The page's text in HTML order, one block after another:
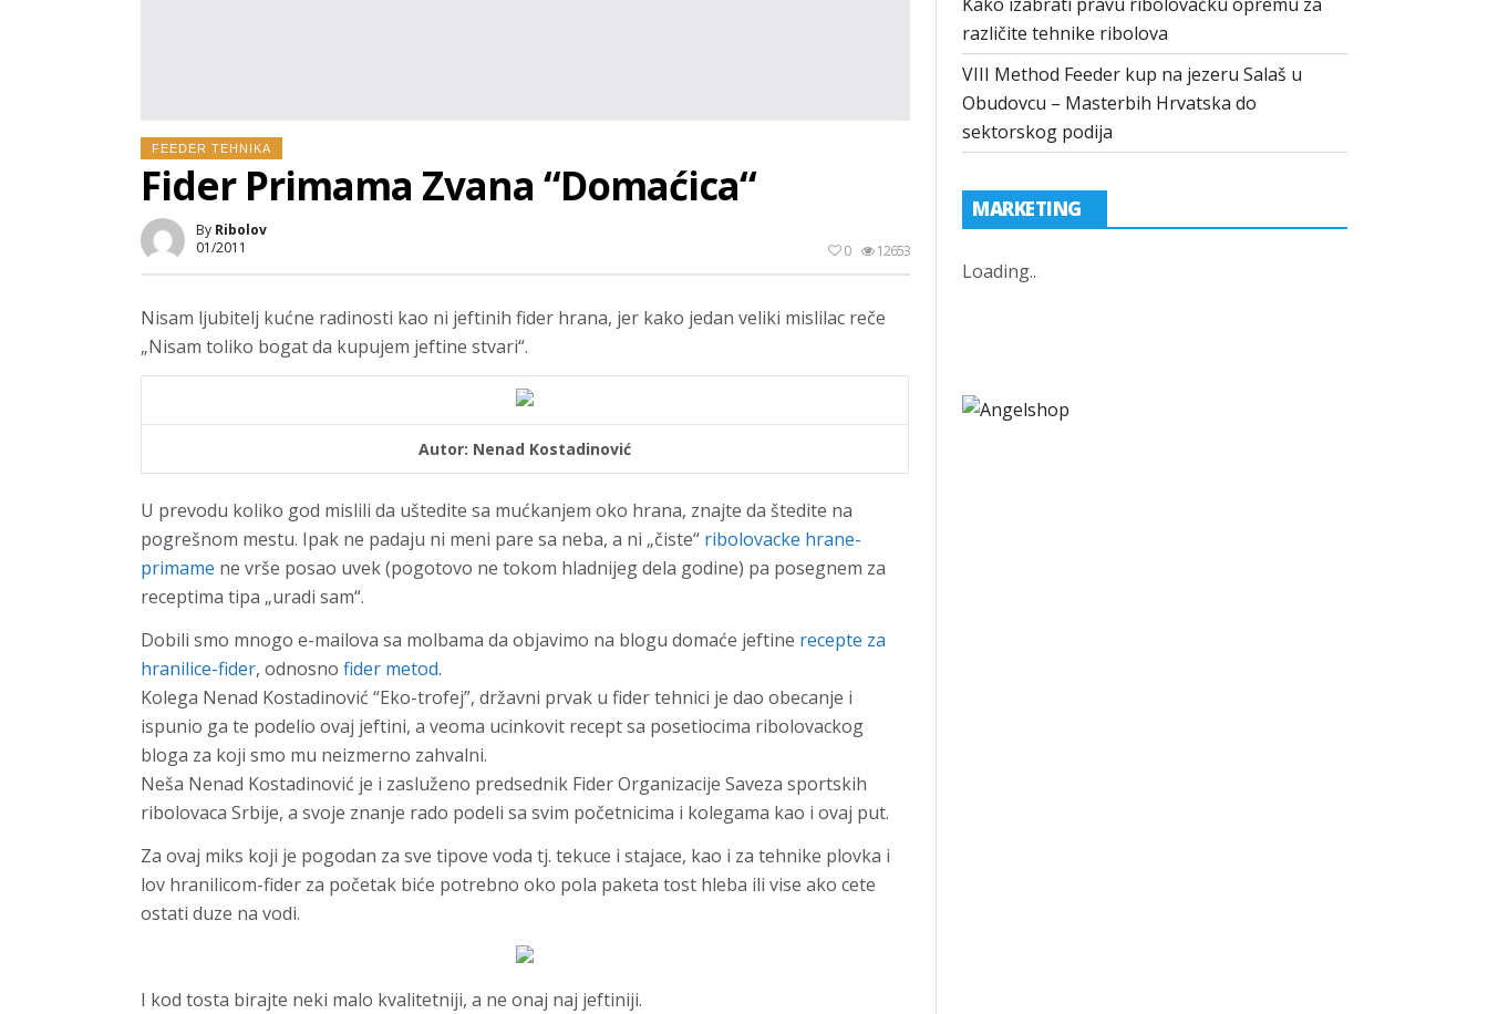
FEEDER TEHNIKA
Fider Primama Zvana “Domaćica“
By Ribolov
01/2011
12653
0
Nisam ljubitelj kućne radinosti kao ni jeftinih fider hrana, jer kako jedan veliki mislilac reče
„Nisam toliko bogat da kupujem jeftine stvari“.
Autor: Nenad Kostadinović
U prevodu koliko god mislili da uštedite sa mućkanjem oko hrana, znajte da štedite na
pogrešnom mestu. Ipak ne padaju ni meni pare sa neba, a ni „čiste“ ribolovacke hrane-
primame ne vrše posao uvek (pogotovo ne tokom hladnijeg dela godine) pa posegnem za
receptima tipa „uradi sam“.
Dobili smo mnogo e-mailova sa molbama da objavimo na blogu domaće jeftine recepte za
hranilice-fider, odnosno fider metod.
Kolega Nenad Kostadinović “Eko-trofej”, državni prvak u fider tehnici je dao obecanje i
ispunio ga te podelio ovaj jeftini, a veoma ucinkovit recept sa posetiocima ribolovackog
bloga za koji smo mu neizmerno zahvalni.
Neša Nenad Kostadinović je i zasluženo predsednik Fider Organizacije Saveza sportskih
ribolovaca Srbije, a svoje znanje rado podeli sa svim početnicima i kolegama kao i ovaj put.
Za ovaj miks koji je pogodan za sve tipove voda tj. tekuce i stajace, kao i za tehnike plovka i
lov hranilicom-fider za početak biće potrebno oko pola paketa tost hleba ili vise ako cete
ostati duze na vodi.
I kod tosta birajte neki malo kvalitetniji, a ne onaj naj jeftiniji.
različite tehnike ribolova
VIII Method Feeder kup na jezeru Salaš u
Obudovcu – Masterbih Hrvatska do
sektorskog podija
MARKETING
Loading...